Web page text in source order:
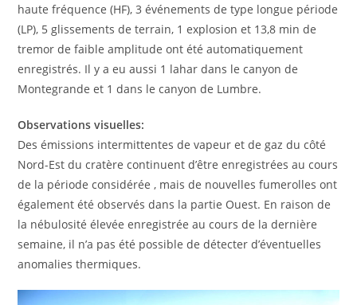
haute fréquence (HF), 3 événements de type longue période
(LP), 5 glissements de terrain, 1 explosion et 13,8 min de
tremor de faible amplitude ont été automatiquement
enregistrés. Il y a eu aussi 1 lahar dans le canyon de
Montegrande et 1 dans le canyon de Lumbre.
Observations visuelles:
Des émissions intermittentes de vapeur et de gaz du côté
Nord-Est du cratère continuent d’être enregistrées au cours
de la période considérée , mais de nouvelles fumerolles ont
également été observés dans la partie Ouest. En raison de
la nébulosité élevée enregistrée au cours de la dernière
semaine, il n’a pas été possible de détecter d’éventuelles
anomalies thermiques.